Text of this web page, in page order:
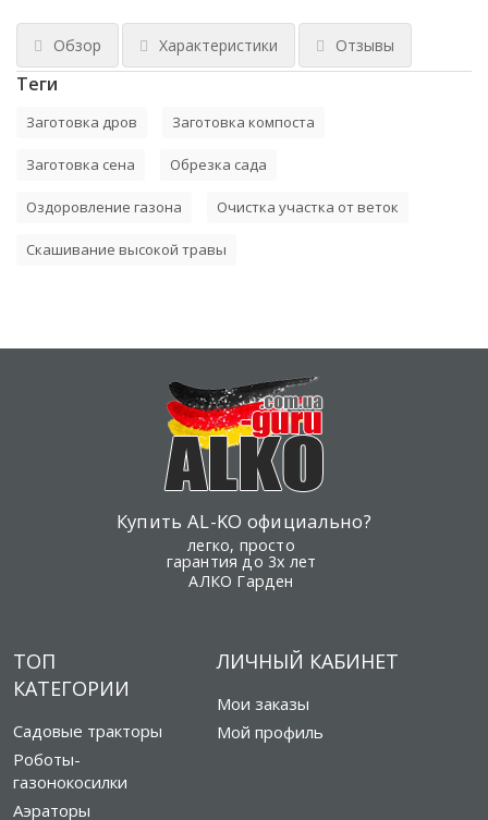
Обзор Характеристики Отзывы
Теги
Заготовка дров Заготовка компоста
Заготовка сена Обрезка сада
Оздоровление газона Очистка участка от веток
Скашивание высокой травы
Купить AL-KO официально?
легко, просто
гарантия до 3х лет
АЛКО Гарден
ТОП
КАТЕГОРИИ
Садовые тракторы
Роботы-
газонокосилки
Аэраторы
ЛИЧНЫЙ КАБИНЕТ
Мои заказы
Мой профиль